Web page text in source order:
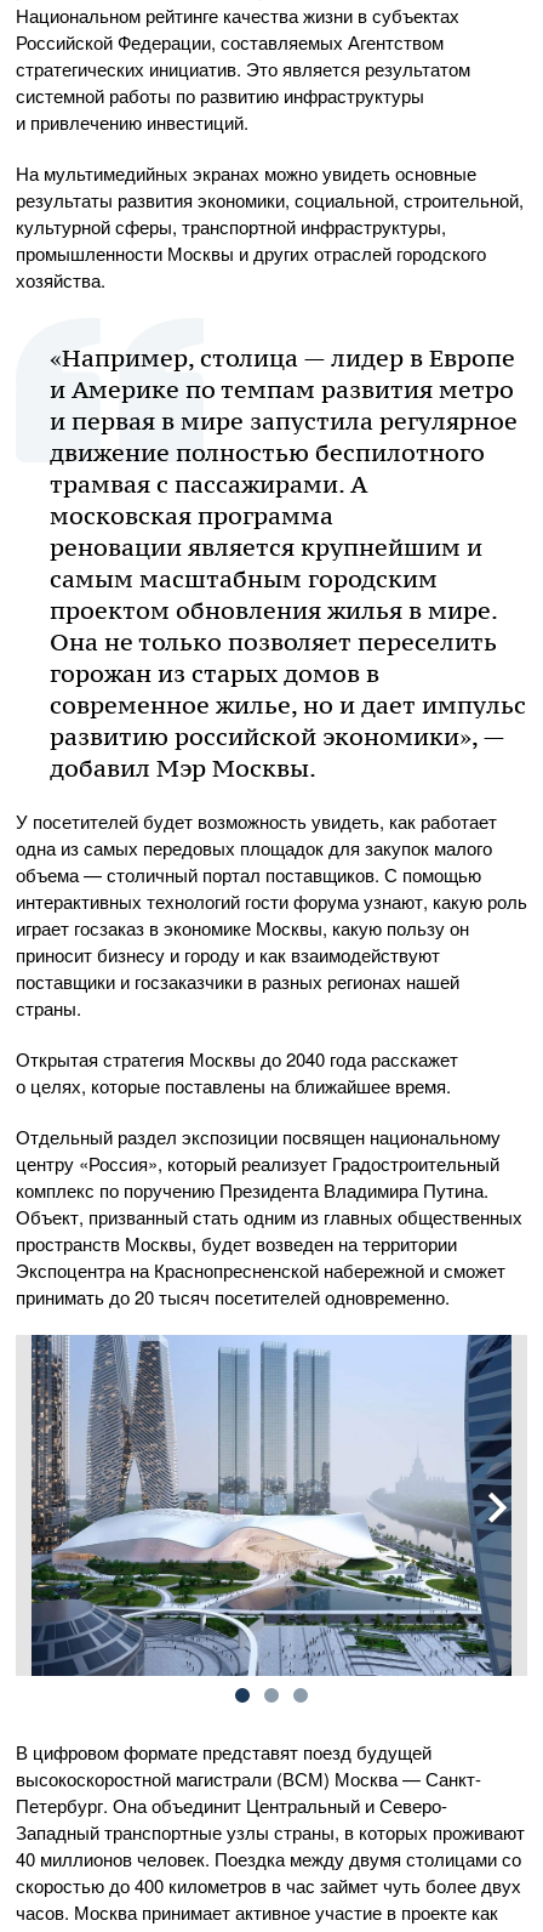
Национальном рейтинге качества жизни в субъектах
Российской Федерации, составляемых Агентством
стратегических инициатив. Это является результатом
системной работы по развитию инфраструктуры
и привлечению инвестиций.
На мультимедийных экранах можно увидеть основные
результаты развития экономики, социальной, строительной,
культурной сферы, транспортной инфраструктуры,
промышленности Москвы и других отраслей городского
хозяйства.
«Например, столица — лидер в Европе
и Америке по темпам развития метро
и первая в мире запустила регулярное
движение полностью беспилотного
трамвая с пассажирами. А
московская программа
реновации является крупнейшим и
самым масштабным городским
проектом обновления жилья в мире.
Она не только позволяет переселить
горожан из старых домов в
современное жилье, но и дает импульс
развитию российской экономики», —
добавил Мэр Москвы.
У посетителей будет возможность увидеть, как работает
одна из самых передовых площадок для закупок малого
объема — столичный портал поставщиков. С помощью
интерактивных технологий гости форума узнают, какую роль
играет госзаказ в экономике Москвы, какую пользу он
приносит бизнесу и городу и как взаимодействуют
поставщики и госзаказчики в разных регионах нашей
страны.
Открытая стратегия Москвы до 2040 года расскажет
о целях, которые поставлены на ближайшее время.
Отдельный раздел экспозиции посвящен национальному
центру «Россия», который реализует Градостроительный
комплекс по поручению Президента Владимира Путина.
Объект, призванный стать одним из главных общественных
пространств Москвы, будет возведен на территории
Экспоцентра на Краснопресненской набережной и сможет
принимать до 20 тысяч посетителей одновременно.
В цифровом формате представят поезд будущей
высокоскоростной магистрали (ВСМ) Москва — Санкт-
Петербург. Она объединит Центральный и Северо-
Западный транспортные узлы страны, в которых проживают
40 миллионов человек. Поездка между двумя столицами со
скоростью до 400 километров в час займет чуть более двух
часов. Москва принимает активное участие в проекте как